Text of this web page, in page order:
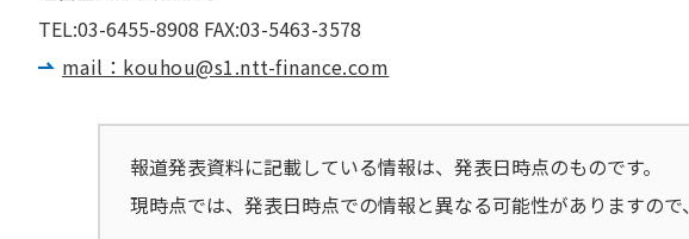
TEL:03-6455-8908 FAX:03-5463-3578
mail：kouhou@s1.ntt-finance.com
報道発表資料に記載している情報は、発表日時点のものです。
現時点では、発表日時点での情報と異なる可能性がありますの